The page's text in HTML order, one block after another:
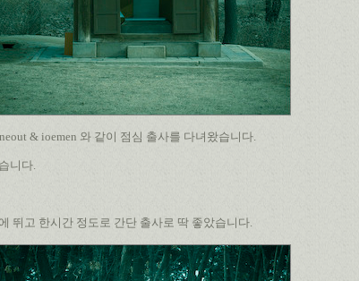
& ioemen 와 같이 점심 출사를 다녀왔습니다.
니다.
뛰고 한시간 정도로 간단 출사로 딱 좋았습니다.